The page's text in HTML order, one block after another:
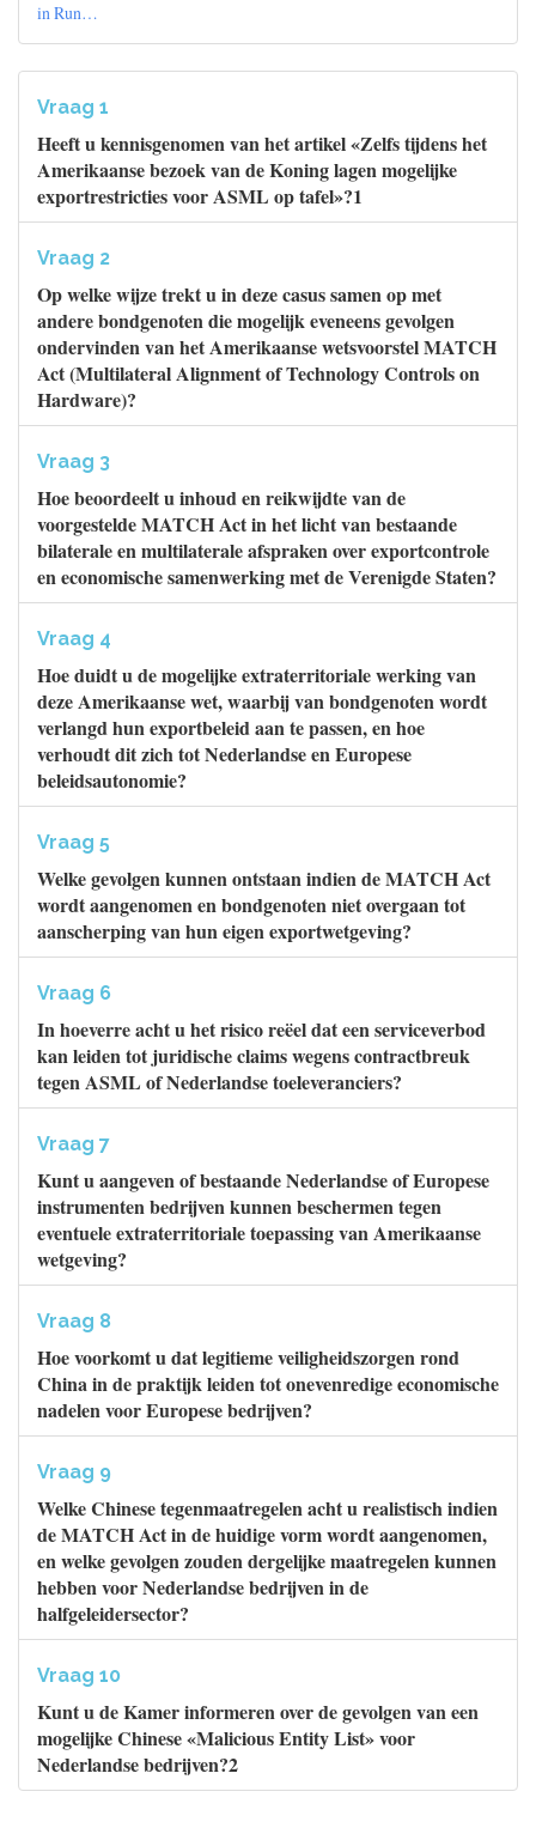
in Run…
Vraag 1
Heeft u kennisgenomen van het artikel «Zelfs tijdens het
Amerikaanse bezoek van de Koning lagen mogelijke
exportrestricties voor ASML op tafel»?1
Vraag 2
Op welke wijze trekt u in deze casus samen op met
andere bondgenoten die mogelijk eveneens gevolgen
ondervinden van het Amerikaanse wetsvoorstel MATCH
Act (Multilateral Alignment of Technology Controls on
Hardware)?
Vraag 3
Hoe beoordeelt u inhoud en reikwijdte van de
voorgestelde MATCH Act in het licht van bestaande
bilaterale en multilaterale afspraken over exportcontrole
en economische samenwerking met de Verenigde Staten?
Vraag 4
Hoe duidt u de mogelijke extraterritoriale werking van
deze Amerikaanse wet, waarbij van bondgenoten wordt
verlangd hun exportbeleid aan te passen, en hoe
verhoudt dit zich tot Nederlandse en Europese
beleidsautonomie?
Vraag 5
Welke gevolgen kunnen ontstaan indien de MATCH Act
wordt aangenomen en bondgenoten niet overgaan tot
aanscherping van hun eigen exportwetgeving?
Vraag 6
In hoeverre acht u het risico reëel dat een serviceverbod
kan leiden tot juridische claims wegens contractbreuk
tegen ASML of Nederlandse toeleveranciers?
Vraag 7
Kunt u aangeven of bestaande Nederlandse of Europese
instrumenten bedrijven kunnen beschermen tegen
eventuele extraterritoriale toepassing van Amerikaanse
wetgeving?
Vraag 8
Hoe voorkomt u dat legitieme veiligheidszorgen rond
China in de praktijk leiden tot onevenredige economische
nadelen voor Europese bedrijven?
Vraag 9
Welke Chinese tegenmaatregelen acht u realistisch indien
de MATCH Act in de huidige vorm wordt aangenomen,
en welke gevolgen zouden dergelijke maatregelen kunnen
hebben voor Nederlandse bedrijven in de
halfgeleidersector?
Vraag 10
Kunt u de Kamer informeren over de gevolgen van een
mogelijke Chinese «Malicious Entity List» voor
Nederlandse bedrijven?2